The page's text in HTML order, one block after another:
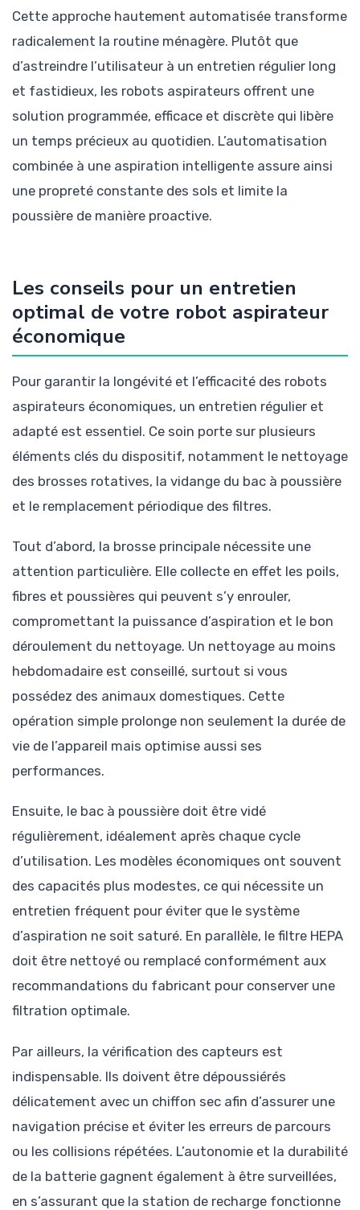
Cette approche hautement automatisée transforme
radicalement la routine ménagère. Plutôt que
d’astreindre l’utilisateur à un entretien régulier long
et fastidieux, les robots aspirateurs offrent une
solution programmée, efficace et discrète qui libère
un temps précieux au quotidien. L’automatisation
combinée à une aspiration intelligente assure ainsi
une propreté constante des sols et limite la
poussière de manière proactive.
Les conseils pour un entretien
optimal de votre robot aspirateur
économique
Pour garantir la longévité et l’efficacité des robots
aspirateurs économiques, un entretien régulier et
adapté est essentiel. Ce soin porte sur plusieurs
éléments clés du dispositif, notamment le nettoyage
des brosses rotatives, la vidange du bac à poussière
et le remplacement périodique des filtres.
Tout d’abord, la brosse principale nécessite une
attention particulière. Elle collecte en effet les poils,
fibres et poussières qui peuvent s’y enrouler,
compromettant la puissance d’aspiration et le bon
déroulement du nettoyage. Un nettoyage au moins
hebdomadaire est conseillé, surtout si vous
possédez des animaux domestiques. Cette
opération simple prolonge non seulement la durée de
vie de l’appareil mais optimise aussi ses
performances.
Ensuite, le bac à poussière doit être vidé
régulièrement, idéalement après chaque cycle
d’utilisation. Les modèles économiques ont souvent
des capacités plus modestes, ce qui nécessite un
entretien fréquent pour éviter que le système
d’aspiration ne soit saturé. En parallèle, le filtre HEPA
doit être nettoyé ou remplacé conformément aux
recommandations du fabricant pour conserver une
filtration optimale.
Par ailleurs, la vérification des capteurs est
indispensable. Ils doivent être dépoussiérés
délicatement avec un chiffon sec afin d’assurer une
navigation précise et éviter les erreurs de parcours
ou les collisions répétées. L’autonomie et la durabilité
de la batterie gagnent également à être surveillées,
en s’assurant que la station de recharge fonctionne